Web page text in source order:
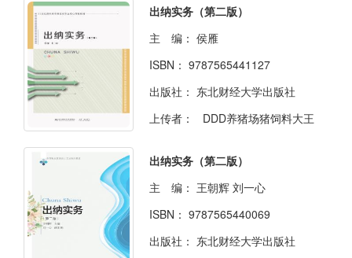
出纳实务（第二版）
主 编： 侯雁
ISBN： 9787565441127
出版社： 东北财经大学出版社
上传者：
DDD养猪场猪饲料大王
出纳实务（第二版）
主 编： 王朝辉 刘一心
ISBN： 9787565440069
出版社： 东北财经大学出版社